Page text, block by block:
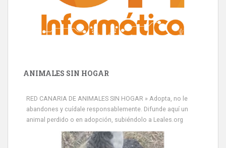
ANIMALES SIN HOGAR
RED CANARIA DE ANIMALES SIN HOGAR » Adopta, no le
abandones y cuídale responsablemente. Difunde aquí un
animal perdido o en adopción, subiéndolo a Leales.org